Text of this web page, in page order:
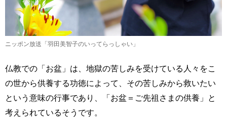
ニッポン放送「羽田美智子のいってらっしゃい」
仏教での「お盆」は、地獄の苦しみを受けている人々をこ
の世から供養する功徳によって、その苦しみから救いたい
という意味の行事であり、「お盆＝ご先祖さまの供養」と
考えられているそうです。